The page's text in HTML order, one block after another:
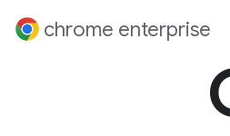
容 chrome enterprise